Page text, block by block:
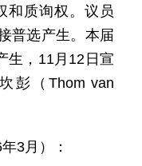
和质询权。议员
普选产生。本届
生，11月12日宣
彭（Thom van
3月）：